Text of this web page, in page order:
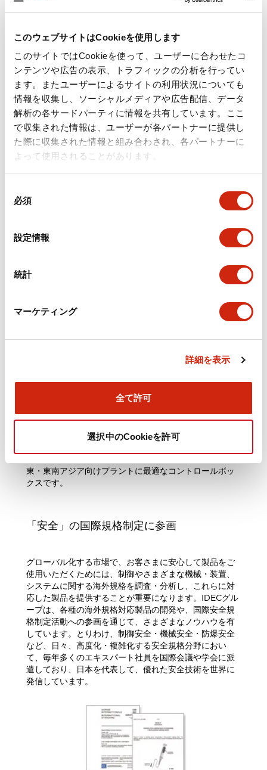
このウェブサイトはCookieを使用します
このサイトではCookieを使って、ユーザーに合わせたコ
ンテンツや広告の表示、トラフィックの分析を行ってい
ます。またユーザーによるサイトの利用状況についても
情報を収集し、ソーシャルメディアや広告配信、データ
解析の各サードパーティに情報を共有しています。ここ
で収集された情報は、ユーザーが各パートナーに提供し
た際に収集された情報と組み合わされ、各パートナーに
よって使用されることがあります。
必須
設定情報
統計
マーケティング
詳細を表示
全て許可
選択中のCookieを許可
水素などの爆発性ガスが存在する危険場所で使用可能な
耐圧防爆構造のLED照明器具です。取り付け後の照光方
向の調整が可能な角度調整金具付きや、点灯スイッチ付
きの機種など、使いやすさを追求した機種構成となって
います。
強制ガイド式リレー RF2V形
安全回路において接点の溶着、破損などによる故障を検
ない重要な機器です。
耐圧・安全増防爆構造 大形コントロールボックス
東・東南アジア向けプラントに最適なコントロールボッ
クスです。
「安全」の国際規格制定に参画
グローバル化する市場で、お客さまに安心して製品をご
使用いただくためには、制御やさまざまな機械・装置、
システムに関する海外規格を調査・分析し、これらに対
応した製品を提供することが重要になります。IDECグル
ープは、各種の海外規格対応製品の開発や、国際安全規
格制定活動への参画を通じて、さまざまなノウハウを有
しています。とりわけ、制御安全・機械安全・防爆安全
など、日々、高度化・複雑化する安全規格分野におい
て、毎年多くのエキスパート社員を国際会議や学会に派
遣しており、日本を代表して、優れた安全技術を世界に
発信しています。